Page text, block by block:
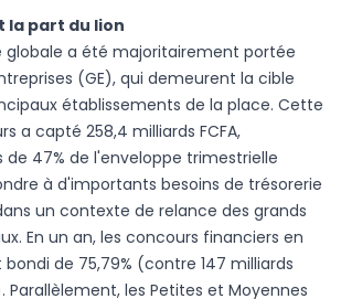
la part du lion
a été majoritairement portée
(GE), qui demeurent la cible
établissements de la place. Cette
a capté 258,4 milliards FCFA,
47% de l'enveloppe trimestrielle
à d'importants besoins de trésorerie
un contexte de relance des grands
En un an, les concours financiers en
bondi de 75,79% (contre 147 milliards
Parallèlement, les Petites et Moyennes